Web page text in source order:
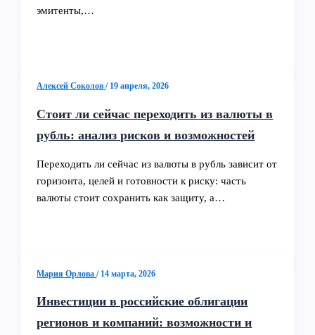
эмитенты,…
Алексей Соколов/ 19 апреля, 2026
Стоит ли сейчас переходить из валюты в
рубль: анализ рисков и возможностей
Переходить ли сейчас из валюты в рубль зависит от
горизонта, целей и готовности к риску: часть
валюты стоит сохранить как защиту, а…
Мария Орлова/ 14 марта, 2026
Инвестиции в российские облигации
регионов и компаний: возможности и